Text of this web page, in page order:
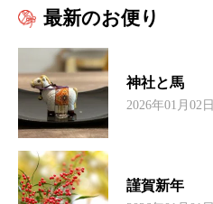
最新のお便り
神社と馬
2026年01月02日
謹賀新年